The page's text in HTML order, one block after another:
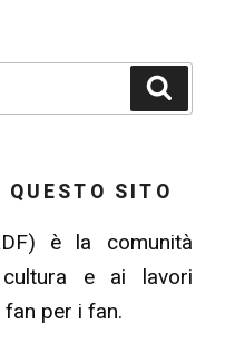
QUESTO SITO
è la comunità
e ai lavori
per i fan.